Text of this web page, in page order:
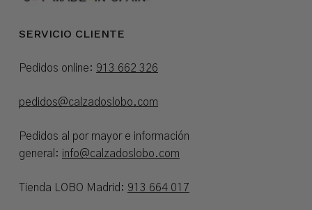
SERVICIO CLIENTE
Pedidos online: 913 662 326
pedidos@calzadoslobo.com
Pedidos al por mayor e información
general: info@calzadoslobo.com
Tienda LOBO Madrid: 913 664 017